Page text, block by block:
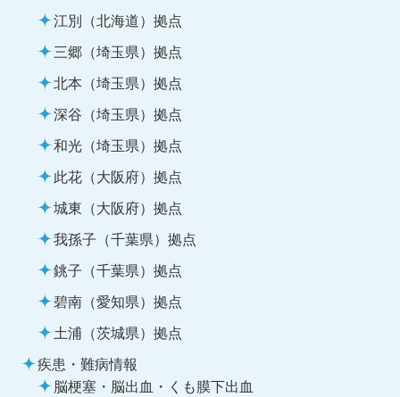
江別（北海道）拠点
三郷（埼玉県）拠点
北本（埼玉県）拠点
深谷（埼玉県）拠点
和光（埼玉県）拠点
此花（大阪府）拠点
城東（大阪府）拠点
我孫子（千葉県）拠点
銚子（千葉県）拠点
碧南（愛知県）拠点
土浦（茨城県）拠点
疾患・難病情報
脳梗塞・脳出血・くも膜下出血